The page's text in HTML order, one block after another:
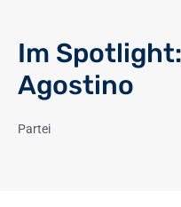
Im
Agostino
Partei